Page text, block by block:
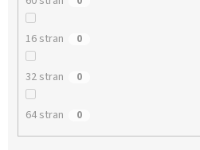
16 stran 0
32 stran 0
64 stran 0